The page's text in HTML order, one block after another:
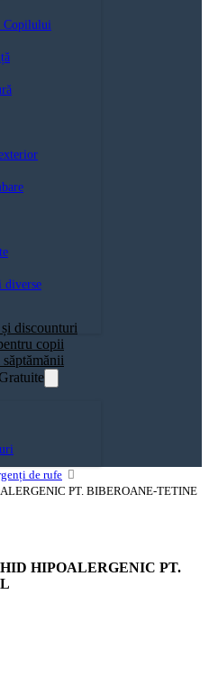
Copilului
diverse
discounturi
copii
de rufe
PT. BIBEROANE-TETINE
HIPOALERGENIC PT.